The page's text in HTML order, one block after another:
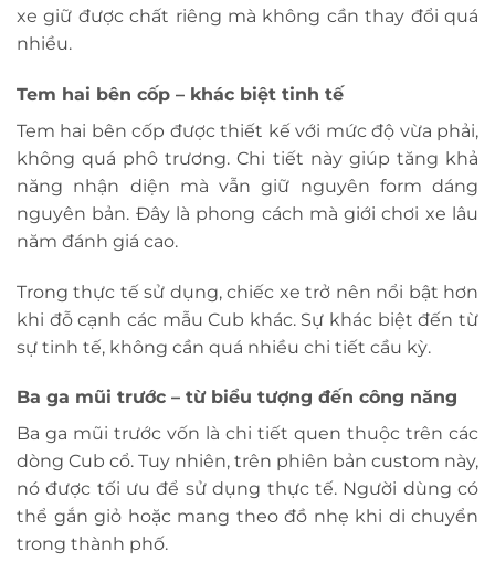
xe giữ được chất riêng mà không cần thay đổi quá
nhiều.
Tem hai bên cốp – khác biệt tinh tế
Tem hai bên cốp được thiết kế với mức độ vừa phải,
không quá phô trương. Chi tiết này giúp tăng khả
năng nhận diện mà vẫn giữ nguyên form dáng
nguyên bản. Đây là phong cách mà giới chơi xe lâu
năm đánh giá cao.
Trong thực tế sử dụng, chiếc xe trở nên nổi bật hơn
khi đỗ cạnh các mẫu Cub khác. Sự khác biệt đến từ
sự tinh tế, không cần quá nhiều chi tiết cầu kỳ.
Ba ga mũi trước – từ biểu tượng đến công năng
Ba ga mũi trước vốn là chi tiết quen thuộc trên các
dòng Cub cổ. Tuy nhiên, trên phiên bản custom này,
nó được tối ưu để sử dụng thực tế. Người dùng có
thể gắn giỏ hoặc mang theo đồ nhẹ khi di chuyển
trong thành phố.